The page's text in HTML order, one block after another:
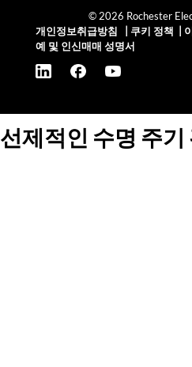
© 2026 Rochester
개인정보취급방침
쿠키 정책
예 및 인신매매 성명서
선제적인 수명 주